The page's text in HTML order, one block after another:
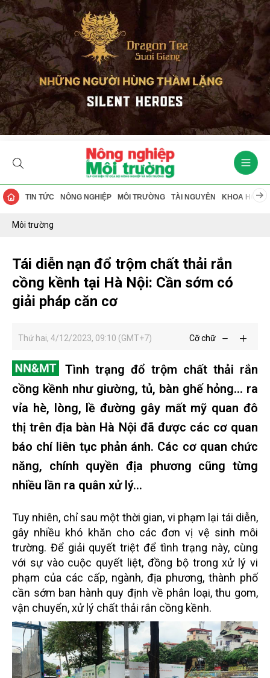
TIN TỨC NÔNG NGHIỆP MÔI TRƯỜNG TÀI NGUYÊN KHOA HỌC
Môi trường
Tái diễn nạn đổ trộm chất thải rắn
cồng kềnh tại Hà Nội: Cần sớm có
giải pháp căn cơ
Thứ hai, 4/12/2023, 09:10 (GMT+7) Cỡ chữ
Tình trạng đổ trộm chất thải rắn
cồng kềnh như giường, tủ, bàn ghế hỏng… ra
vỉa hè, lòng, lề đường gây mất mỹ quan đô
thị trên địa bàn Hà Nội đã được các cơ quan
báo chí liên tục phản ánh. Các cơ quan chức
năng, chính quyền địa phương cũng từng
nhiều lần ra quân xử lý…
Tuy nhiên, chỉ sau một thời gian, vi phạm lại tái diễn,
gây nhiều khó khăn cho các đơn vị vệ sinh môi
trường. Để giải quyết triệt để tình trạng này, cùng
với sự vào cuộc quyết liệt, đồng bộ trong xử lý vi
phạm của các cấp, ngành, địa phương, thành phố
cần sớm ban hành quy định về phân loại, thu gom,
vận chuyển, xử lý chất thải rắn cồng kềnh.